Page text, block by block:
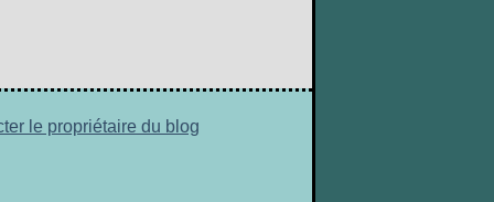
le propriétaire du blog